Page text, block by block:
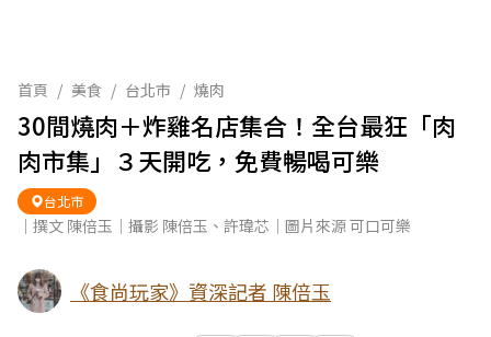
首頁 / 美食 / 台北市 / 燒肉
30間燒肉＋炸雞名店集合！全台最狂「肉
肉市集」３天開吃，免費暢喝可樂
台北市
｜撰文 陳倍玉｜攝影 陳倍玉、許瑋芯｜圖片來源 可口可樂
《食尚玩家》資深記者 陳倍玉